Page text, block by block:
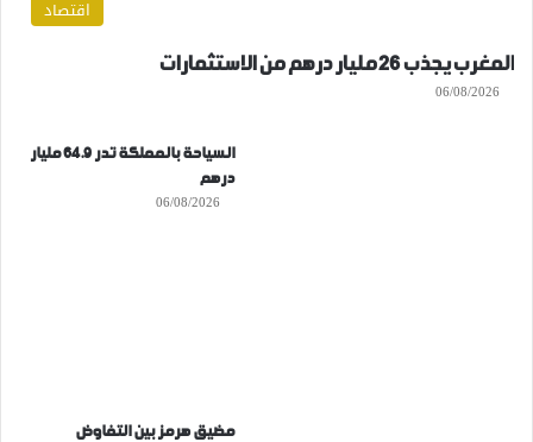
اقتصاد
المغرب يجذب 26 مليار درهم من الاستثمارات
06/08/2026
السياحة بالمملكة تدر 64.9 مليار
درهم
06/08/2026
مضيق هرمز بين التفاوض